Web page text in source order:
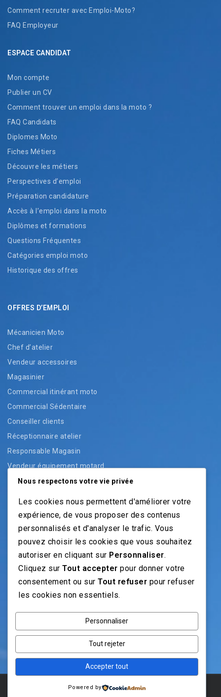
Comment recruter avec Emploi-Moto?
FAQ Employeur
ESPACE CANDIDAT
Mon compte
Publier un CV
Comment trouver un emploi dans la moto ?
FAQ Candidats
Diplomes Moto
Fiches Métiers
Découvre les métiers
Perspectives d’emploi
Préparation candidature
Accès à l’emploi dans la moto
Diplômes et formations
Questions Fréquentes
Catégories emploi moto
Historique des offres
OFFRES D’EMPLOI
Mécanicien Moto
Chef d’atelier
Vendeur accessoires
Magasinier
Commercial itinérant moto
Commercial Sédentaire
Conseiller clients
Réceptionnaire atelier
Responsable Magasin
Vendeur équipement motard
Vendeur pièces
Vendeur véhicules occasion
NOS GUIDES
Recrutement moto: Le guide pour recruteurs
Recrutement mécanicien moto
NOS RÉSEAUX
© 2025 Emploi Moto . Concu avec
Nous respectons votre vie privée
Les cookies nous permettent d'améliorer votre
expérience, de vous proposer des contenus
personnalisés et d'analyser le trafic. Vous
pouvez choisir les cookies que vous souhaitez
autoriser en cliquant sur Personnaliser.
Cliquez sur Tout accepter pour donner votre
consentement ou sur Tout refuser pour refuser
les cookies non essentiels.
Personnaliser
Tout rejeter
Accepter tout
Powered by